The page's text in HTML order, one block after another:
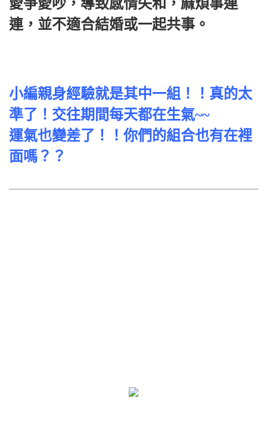
愛爭愛吵，導致感情失和，麻煩事連
連，並不適合結婚或一起共事。
小編親身經驗就是其中一組！！真的太
準了！交往期間每天都在生氣~~
運氣也變差了！！你們的組合也有在裡
面嗎？？